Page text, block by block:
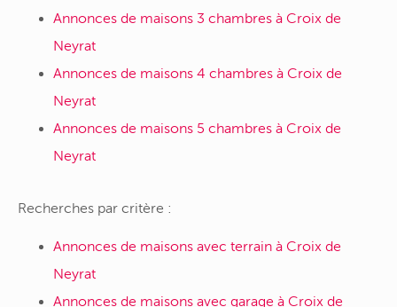
Annonces de maisons 3 chambres à Croix de
Neyrat
Annonces de maisons 4 chambres à Croix de
Neyrat
Annonces de maisons 5 chambres à Croix de
Neyrat
Recherches par critère :
Annonces de maisons avec terrain à Croix de
Neyrat
Annonces de maisons avec garage à Croix de